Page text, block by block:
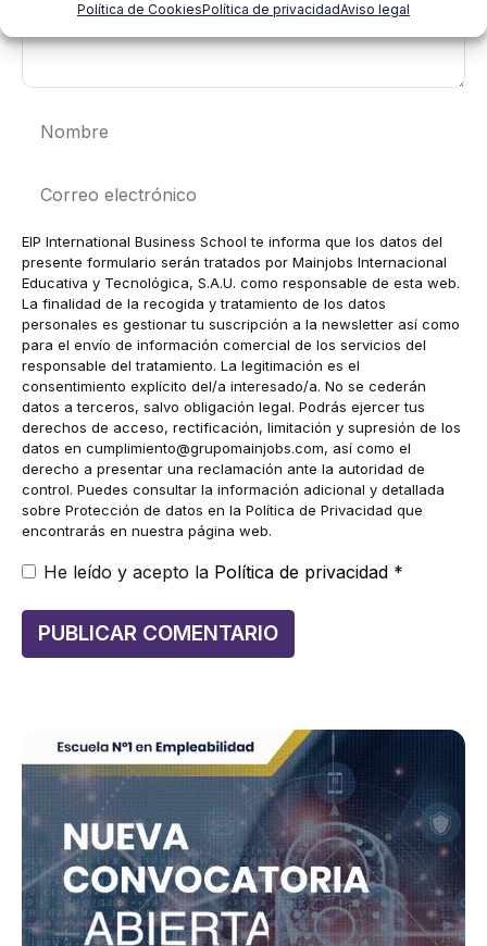
Política de CookiesPolítica de privacidadAviso legal
electrónico
EIP International Business School te informa que los datos del
presente formulario serán tratados por Mainjobs Internacional
Educativa y Tecnológica, S.A.U. como responsable de esta web.
La finalidad de la recogida y tratamiento de los datos
personales es gestionar tu suscripción a la newsletter así como
para el envío de información comercial de los servicios del
responsable del tratamiento. La legitimación es el
consentimiento explícito del/a interesado/a. No se cederán
datos a terceros, salvo obligación legal. Podrás ejercer tus
derechos de acceso, rectificación, limitación y supresión de los
datos en cumplimiento@grupomainjobs.com, así como el
derecho a presentar una reclamación ante la autoridad de
control. Puedes consultar la información adicional y detallada
sobre Protección de datos en la Política de Privacidad que
encontrarás en nuestra página web.
He leído y acepto la Política de privacidad *